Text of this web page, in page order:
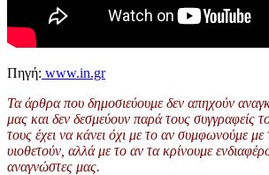
Πηγή: www.in.gr
Τα άρθρα που δημοσιεύουμε δεν απηχούν
μας και δεν δεσμεύουν παρά τους συγγραφείς
τους έχει να κάνει όχι με το αν συμφωνούμε με
υιοθετούν, αλλά με το αν τα κρίνουμε
αναγνώστες μας.